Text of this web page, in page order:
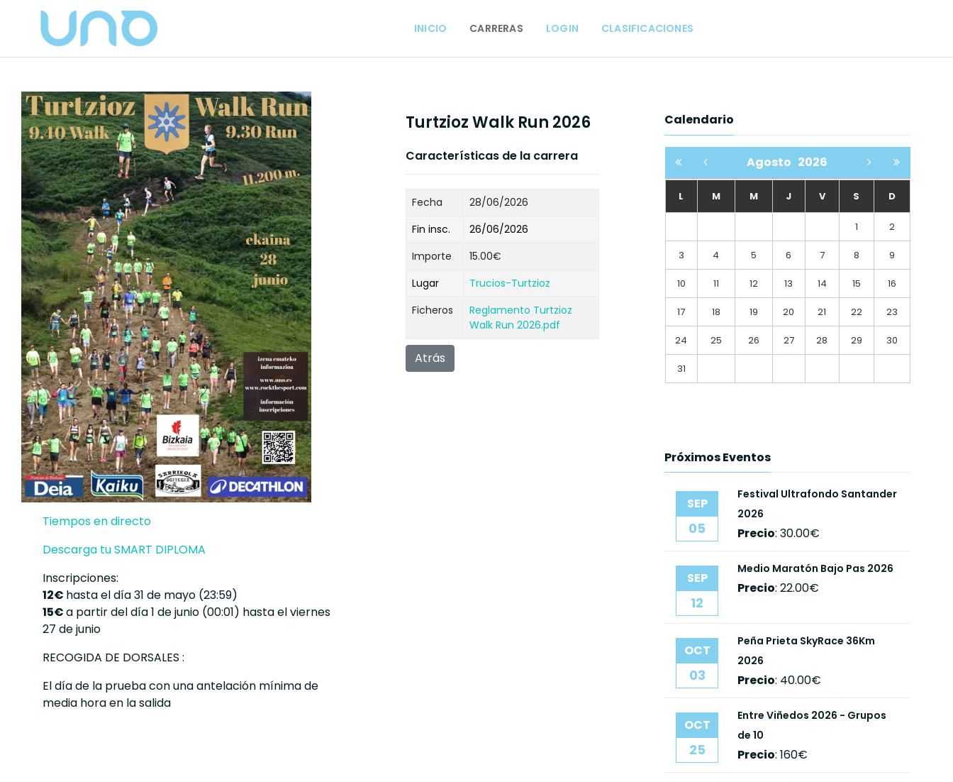
INICIO CARRERAS LOGIN CLASIFICACIONES
Tiempos en directo
Descarga tu SMART DIPLOMA
Inscripciones:
12€ hasta el día 31 de mayo (23:59)
15€a partir del día 1 de junio (00:01) hasta el viernes
27 de junio
RECOGIDA DE DORSALES :
El día de la prueba con una antelación mínima de
media hora en la salida
Turtzioz Walk Run 2026
Características de la carrera
Fecha
28/06/2026
Fin insc.
26/06/2026
Importe
15.00€
Lugar
Trucios-Turtzioz
Ficheros
Reglamento Turtzioz
Walk Run 2026.pdf
Atrás
Calendario
Agosto 2026
L M M J V S D
1 2
3 4 5 6 7 8 9
10 11 12 13 14 15 16
17 18 19 20 21 22 23
24 25 26 27 28 29 30
31
Próximos Eventos
SEP
05
Festival Ultrafondo Santander
2026
Precio: 30.00€
SEP
12
Medio Maratón Bajo Pas 2026
Precio: 22.00€
OCT
03
Peña Prieta SkyRace 36Km
2026
Precio: 40.00€
OCT
25
Entre Viñedos 2026 - Grupos
de 10
Precio: 160€